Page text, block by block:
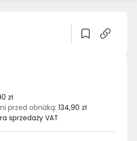
zł
przed obniżką: 134,90 zł
sprzedaży VAT